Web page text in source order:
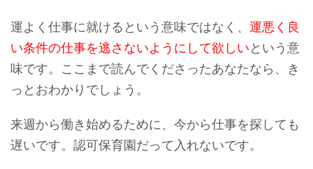
運よく仕事に就けるという意味ではなく、 運悪く良
い条件の仕事を逃さないようにして欲しいという意
味です。ここまで読んでくださったあなたなら、き
っとおわかりでしょう。
来週から働き始めるために、今から仕事を探しても
遅いです。認可保育園だって入れないです。